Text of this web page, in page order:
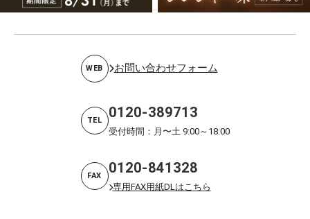
WEB お問い合わせフォーム
TEL 0120-389713
受付時間：月〜土 9:00～18:00
FAX 0120-841328
専用FAX用紙DLはこちら